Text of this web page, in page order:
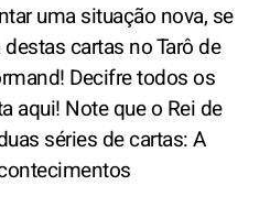
uma situação nova, se
cartas no Tarô de
Decifre todos os
aqui! Note que o Rei de
séries de cartas: A